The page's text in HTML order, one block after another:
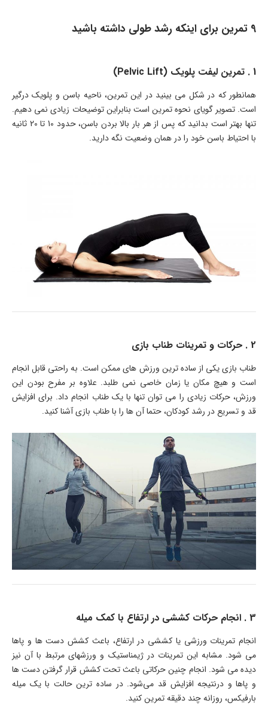
9 تمرین برای اینکه رشد طولی داشته باشید
1 . تمرین لیفت پلویک (Pelvic Lift)
همانطور که در شکل می بینید در این تمرین، ناحیه باسن و پلویک درگیر
است. تصویر گویای نحوه تمرین است بنابراین توضیحات زیادی نمی دهیم.
تنها بهتر است بدانید که پس از هر بار بالا بردن باسن، حدود 10 تا 20 ثانیه
با احتیاط باسن خود را در همان وضعیت نگه دارید.
2 . حرکات و تمرینات طناب بازی
طناب بازی یکی از ساده ترین ورزش های ممکن است. به راحتی قابل انجام
است و هیچ مکان یا زمان خاصی نمی طلبد. علاوه بر مفرح بودن این
ورزش، حرکات زیادی را می توان تنها با یک طناب انجام داد. برای افزایش
قد و تسریع در رشد کودکان، حتما آن ها را با طناب بازی آشنا کنید.
3 . انجام حرکات کششی در ارتفاع با کمک میله
انجام تمرینات ورزشی یا کششی در ارتفاع، باعث کشش دست ها و پاها
می شود. مشابه این تمرینات در ژیمناستیک و ورزشهای مرتبط با آن نیز
دیده می شود. انجام چنین حرکاتی باعث تحت کشش قرار گرفتن دست ها
و پاها و درنتیجه افزایش قد می‌شود. در ساده ترین حالت با یک میله
بارفیکس، روزانه چند دقیقه تمرین کنید.